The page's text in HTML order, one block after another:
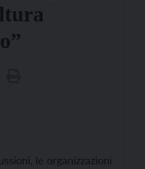
le organizzazioni